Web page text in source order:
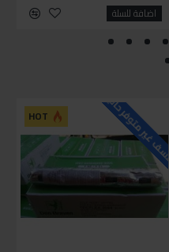
اضافة للسلة
HOT للاسف غير متوفر حاليا